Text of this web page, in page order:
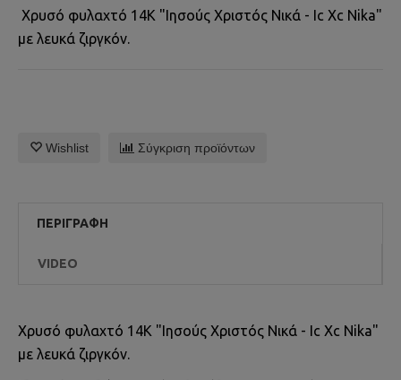
Χρυσό φυλαχτό 14Κ "Ιησούς Χριστός Νικά - Ic Xc Nika"
με λευκά ζιργκόν.
Wishlist Σύγκριση προϊόντων
ΠΕΡΙΓΡΑΦΉ
VIDEO
Χρυσό φυλαχτό 14Κ "Ιησούς Χριστός Νικά - Ic Xc Nika"
με λευκά ζιργκόν.